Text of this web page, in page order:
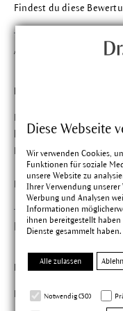
Diese Webseite
Wir verwenden Cookies,
Funktionen für soziale
unsere Website zu
Ihrer Verwendung unserer
Werbung und Analysen
Informationen
ihnen bereitgestellt
Dienste gesammelt haben.
Alle zulassen
Notwendig (30)
Findest du diese
Ana J.
Frisch und fein
Das Ausgleichende Fluid
beschweren, Schöne
Kombination mit dem
Findest du diese
Hannah M.
Perfekte Tagespflege
Feuchtigkeitsspendend